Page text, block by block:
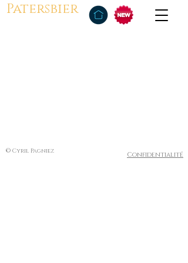
Patersbier
© Cyril Pagniez Confidentialité